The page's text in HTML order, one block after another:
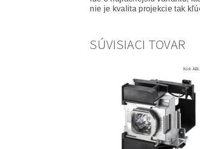
nie je kvalita projekcie tak
SÚVISIACI TOVAR
Kód: